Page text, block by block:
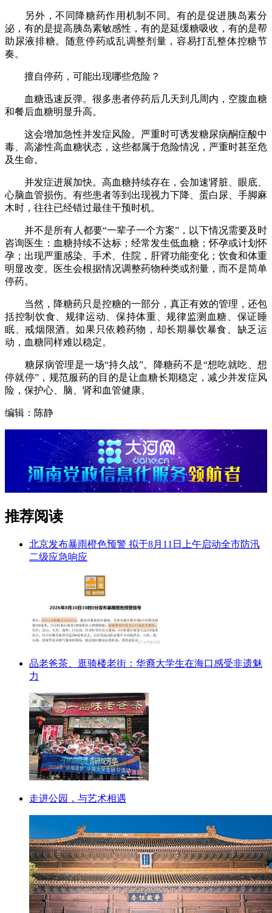
另外，不同降糖药作用机制不同。有的是促进胰岛素分
泌，有的是提高胰岛素敏感性，有的是延缓糖吸收，有的是帮
助尿液排糖。随意停药或乱调整剂量，容易打乱整体控糖节
奏。
擅自停药，可能出现哪些危险？
血糖迅速反弹。很多患者停药后几天到几周内，空腹血糖
和餐后血糖明显升高。
这会增加急性并发症风险。严重时可诱发糖尿病酮症酸中
毒、高渗性高血糖状态，这些都属于危险情况，严重时甚至危
及生命。
并发症进展加快。高血糖持续存在，会加速肾脏、眼底、
心脑血管损伤。有些患者等到出现视力下降、蛋白尿、手脚麻
木时，往往已经错过最佳干预时机。
并不是所有人都要“一辈子一个方案”，以下情况需要及时
咨询医生：血糖持续不达标；经常发生低血糖；怀孕或计划怀
孕；出现严重感染、手术、住院，肝肾功能变化；饮食和体重
明显改变。医生会根据情况调整药物种类或剂量，而不是简单
停药。
当然，降糖药只是控糖的一部分，真正有效的管理，还包
括控制饮食、规律运动、保持体重、规律监测血糖、保证睡
眠、戒烟限酒。如果只依赖药物，却长期暴饮暴食、缺乏运
动，血糖同样难以稳定。
糖尿病管理是一场“持久战”。降糖药不是“想吃就吃、想
停就停”，规范服药的目的是让血糖长期稳定，减少并发症风
险，保护心、脑、肾和血管健康。
编辑：陈静
推荐阅读
北京发布暴雨橙色预警 拟于8月11日上午启动全市防汛
二级应急响应
品老爸茶、逛骑楼老街：华裔大学生在海口感受非遗魅
力
走进公园，与艺术相遇